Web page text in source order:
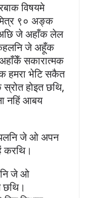
विषयमे
९० अङ्क
जे अहाँक लेल
जे अहूँक
सकारात्मक
भेटि सकैत
होइत छथि,
नहिं आबय
जे ओ अपन
करथि।
जे ओ